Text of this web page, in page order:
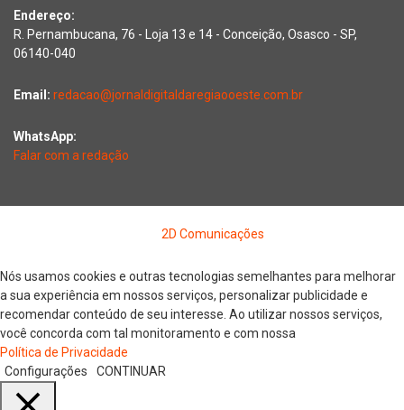
Endereço:
R. Pernambucana, 76 - Loja 13 e 14 - Conceição, Osasco - SP,
06140-040
Email: redacao@jornaldigitaldaregiaooeste.com.br
WhatsApp:
Falar com a redação
2D Comunicações
Nós usamos cookies e outras tecnologias semelhantes para melhorar
a sua experiência em nossos serviços, personalizar publicidade e
recomendar conteúdo de seu interesse. Ao utilizar nossos serviços,
você concorda com tal monitoramento e com nossa
Política de Privacidade
Configurações
CONTINUAR